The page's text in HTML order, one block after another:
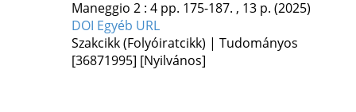
Maneggio 2: 4 pp. 175-187. , 13 p. (2025)
DOI Egyéb URL
Szakcikk (Folyóiratcikk) | Tudományos
[36871995] [Nyilvános]